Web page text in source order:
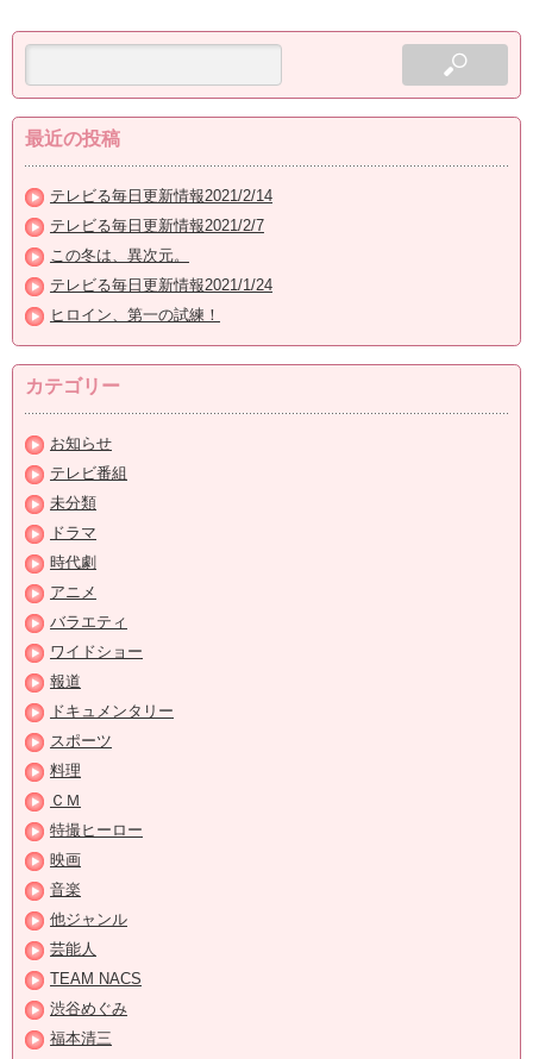
最近の投稿
テレビる毎日更新情報2021/2/14
テレビる毎日更新情報2021/2/7
この冬は、異次元。
テレビる毎日更新情報2021/1/24
ヒロイン、第一の試練！
カテゴリー
お知らせ
テレビ番組
未分類
ドラマ
時代劇
アニメ
バラエティ
ワイドショー
報道
ドキュメンタリー
スポーツ
料理
ＣＭ
特撮ヒーロー
映画
音楽
他ジャンル
芸能人
TEAM NACS
渋谷めぐみ
福本清三